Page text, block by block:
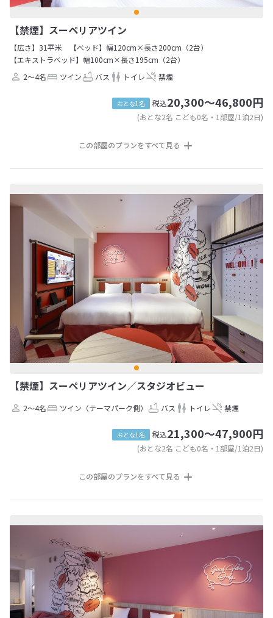
【禁煙】スーペリアツイン
【広さ】31平米
【ベッド】幅120cm×長さ200cm（2台）
【エキストラベッド】幅100cm×長さ195cm（2台）
2～4名
ツイン バス トイレ 禁煙
おとな1名 税込20,300～46,800円
(おとな2名 こども0名・1部屋/1泊2日)
この部屋のプランをすべて見る
【禁煙】スーペリアツイン／スタジオビュー
2～4名 ツイン（テーマパーク側） バス トイレ 禁煙
おとな1名 税込21,300～47,900円
(おとな2名 こども0名・1部屋/1泊2日)
この部屋のプランをすべて見る